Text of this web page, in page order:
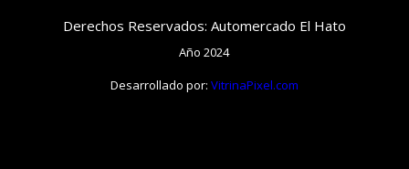
Derechos Reservados: Automercado El Hato
Año 2024
Desarrollado por: VitrinaPixel.com